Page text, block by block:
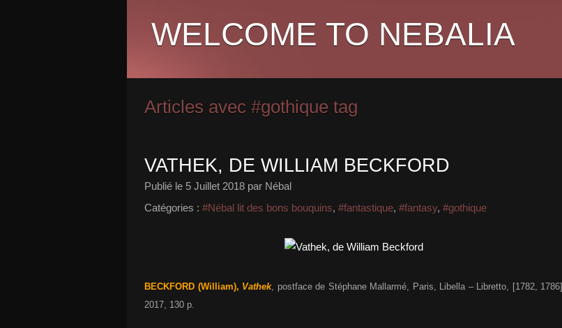
WELCOME TO NEBALIA
Articles avec #gothique tag
VATHEK, DE WILLIAM BECKFORD
Publié le 5 Juillet 2018 par Nébal
Catégories : #Nébal lit des bons bouquins, #fantastique, #fantasy, #gothique
BECKFORD (William), Vathek, postface de Stéphane Mallarmé, Paris, Libella – Libretto, [1782, 1786]
2017, 130 p.